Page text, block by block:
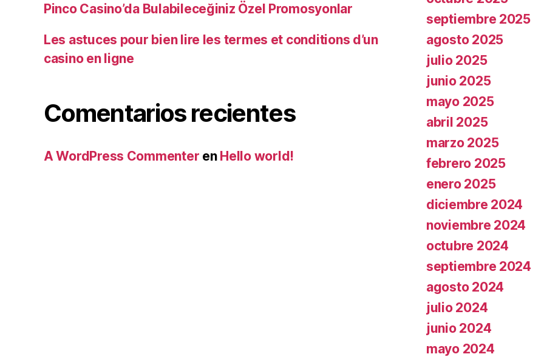
Pinco Casino’da Bulabileceğiniz Özel Promosyonlar
Les astuces pour bien lire les termes et conditions d’un
casino en ligne
Comentarios recientes
A WordPress Commenter en Hello world!
septiembre 2025
agosto 2025
julio 2025
junio 2025
mayo 2025
abril 2025
marzo 2025
febrero 2025
enero 2025
diciembre 2024
noviembre 2024
octubre 2024
septiembre 2024
agosto 2024
julio 2024
junio 2024
mayo 2024